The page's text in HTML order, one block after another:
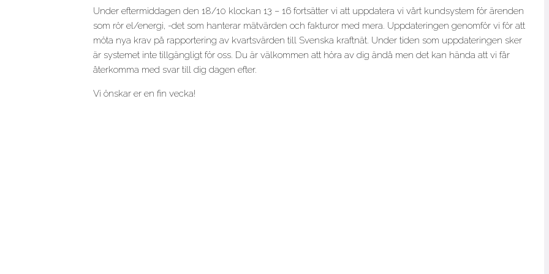
Under eftermiddagen den 18/10 klockan 13 – 16 fortsätter vi att uppdatera vi vårt kundsystem för ärenden
som rör el/energi, -det som hanterar mätvärden och fakturor med mera. Uppdateringen genomför vi för att
möta nya krav på rapportering av kvartsvärden till Svenska kraftnät. Under tiden som uppdateringen sker
är systemet inte tillgängligt för oss. Du är välkommen att höra av dig ändå men det kan hända att vi får
återkomma med svar till dig dagen efter.
Vi önskar er en fin vecka!